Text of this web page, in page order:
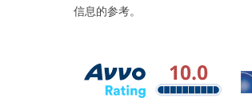
信息的参考。